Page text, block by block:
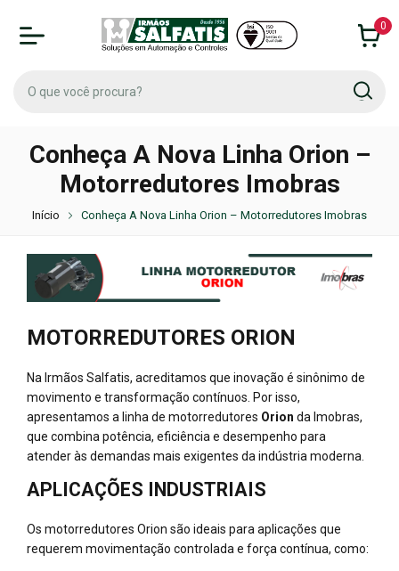
0
Conheça A Nova Linha Orion –
Motorredutores Imobras
Início Conheça A Nova Linha Orion – Motorredutores Imobras
MOTORREDUTORES ORION
Na Irmãos Salfatis, acreditamos que inovação é sinônimo de
movimento e transformação contínuos. Por isso,
apresentamos a linha de motorredutores Orion da Imobras,
que combina potência, eficiência e desempenho para
atender às demandas mais exigentes da indústria moderna.
APLICAÇÕES INDUSTRIAIS
Os motorredutores Orion são ideais para aplicações que
requerem movimentação controlada e força contínua, como: